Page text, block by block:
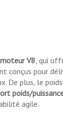
moteur V8, qui
conçus pour
De plus, le poids
poids/
agile.